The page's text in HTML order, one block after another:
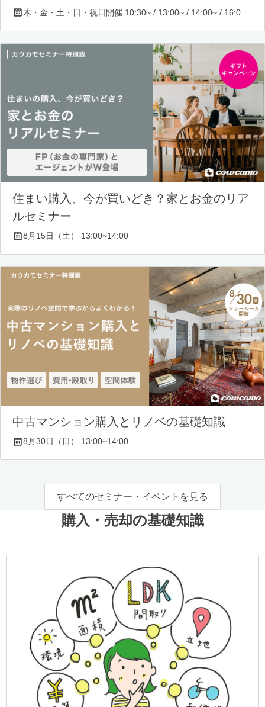
住まい購入、今が買いどき？家とお金のリア
ルセミナー
8月15日（土） 13:00~14:00
中古マンション購入とリノベの基礎知識
8月30日（日） 13:00~14:00
すべてのセミナー・イベントを見る
購入・売却の基礎知識